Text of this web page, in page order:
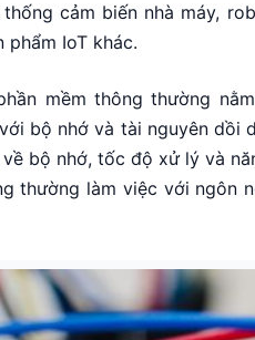
cảm biến nhà máy,
phẩm IoT khác.
mềm thông thường
bộ nhớ và tài nguyên dồi
bộ nhớ, tốc độ xử lý và
thường làm việc với ngôn